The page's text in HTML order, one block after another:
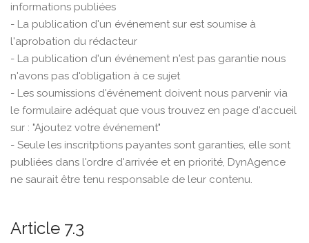
informations publiées
- La publication d'un événement sur est soumise à
l'aprobation du rédacteur
- La publication d'un événement n'est pas garantie nous
n'avons pas d'obligation à ce sujet
- Les soumissions d'événement doivent nous parvenir via
le formulaire adéquat que vous trouvez en page d'accueil
sur : "Ajoutez votre événement"
- Seule les inscritptions payantes sont garanties, elle sont
publiées dans l'ordre d'arrivée et en priorité, DynAgence
ne saurait être tenu responsable de leur contenu.
Article 7.3